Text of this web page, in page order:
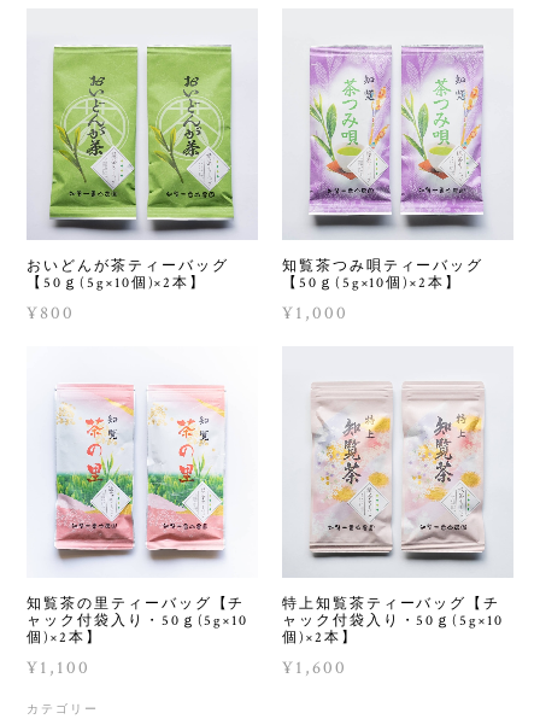
おいどんが茶ティーバッグ
【50ｇ(5g×10個)×2本】
¥800
知覧茶つみ唄ティーバッグ
【50ｇ(5g×10個)×2本】
¥1,000
知覧茶の里ティーバッグ【チ
ャック付袋入り・50ｇ(5g×10
個)×2本】
¥1,100
特上知覧茶ティーバッグ【チ
ャック付袋入り・50ｇ(5g×10
個)×2本】
¥1,600
カテゴリー